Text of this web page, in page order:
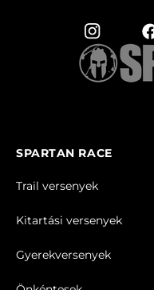
SPARTAN RACE
Trail versenyek
Kitartási versenyek
Gyerekversenyek